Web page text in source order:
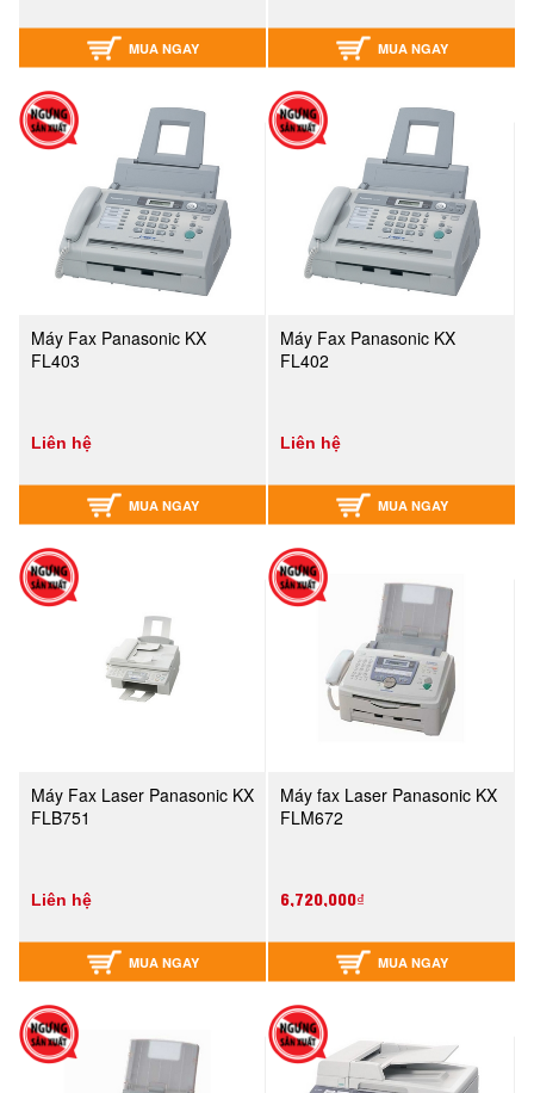
MUA NGAY MUA NGAY
Máy Fax Panasonic KX
FL403
Liên hệ
MUA NGAY
Máy Fax Panasonic KX
FL402
Liên hệ
MUA NGAY
Máy Fax Laser Panasonic KX
FLB751
Liên hệ
MUA NGAY
Máy fax Laser Panasonic KX
FLM672
6,720,000₫
MUA NGAY